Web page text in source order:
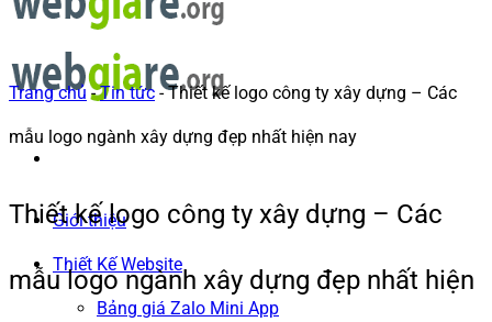
Giới thiệu
Thiết Kế Website
Bảng giá Zalo Mini App
Trang chủ -Tin tức -Thiết kế logo công ty xây dựng – Các
mẫu logo ngành xây dựng đẹp nhất hiện nay
Thiết kế logo công ty xây dựng – Các
mẫu logo ngành xây dựng đẹp nhất hiện